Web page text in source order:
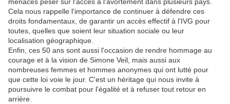
Cela nous rappelle l'importance de continuer à défendre ces
droits fondamentaux, de garantir un accès effectif à l'IVG pour
toutes, quelles que soient leur situation sociale ou leur
localisation géographique.
Enfin, ces 50 ans sont aussi l'occasion de rendre hommage au
courage et à la vision de Simone Veil, mais aussi aux
nombreuses femmes et hommes anonymes qui ont lutté pour
que cette loi voie le jour. C'est un héritage qui nous invite à
poursuivre le combat pour l'égalité et à refuser tout retour en
arrière.